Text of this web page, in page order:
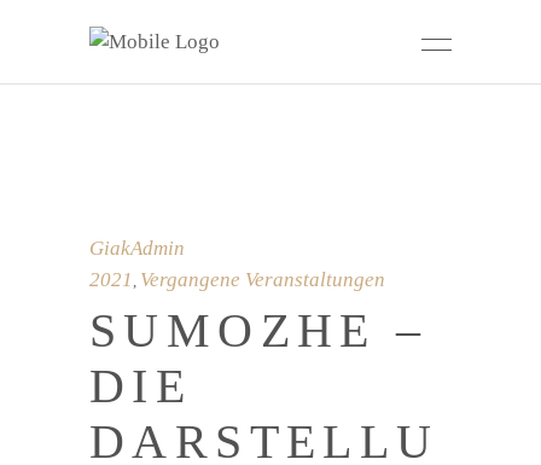
GiakAdmin
2021 , Vergangene Veranstaltungen
SUMOZHE –
DIE
DARSTELLU